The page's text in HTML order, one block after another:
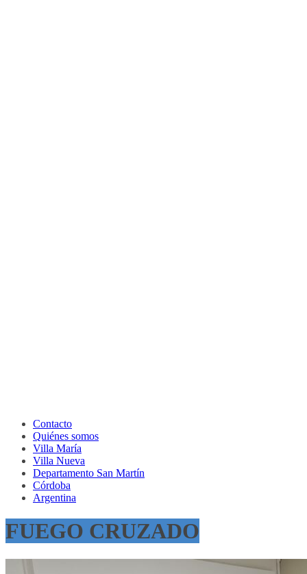
Contacto
Quiénes somos
Villa María
Villa Nueva
Departamento San Martín
Córdoba
Argentina
FUEGO CRUZADO